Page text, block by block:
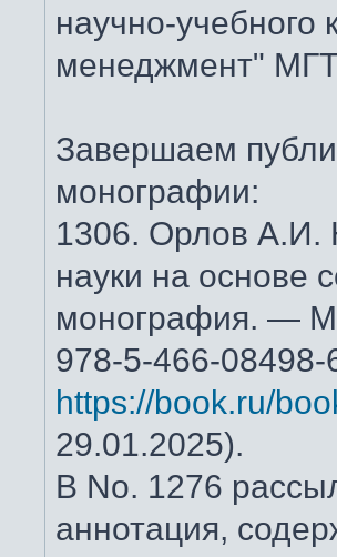
научно-
менеджмент"
Завершаем
монографии:
1306. Орлов А.И.
науки на основе
монография. —
978-5-466-
https://book.ru/
29.01.2025).
В No. 1276
аннотация,